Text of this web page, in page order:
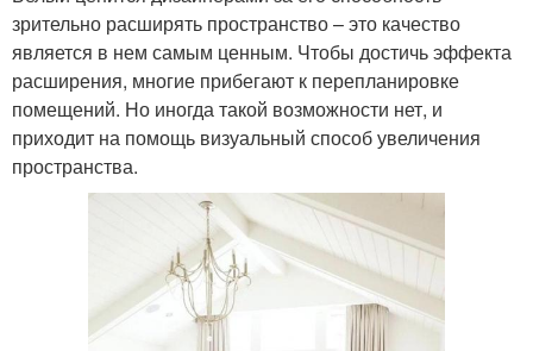
зрительно расширять пространство – это качество
является в нем самым ценным. Чтобы достичь эффекта
расширения, многие прибегают к перепланировке
помещений. Но иногда такой возможности нет, и
приходит на помощь визуальный способ увеличения
пространства.